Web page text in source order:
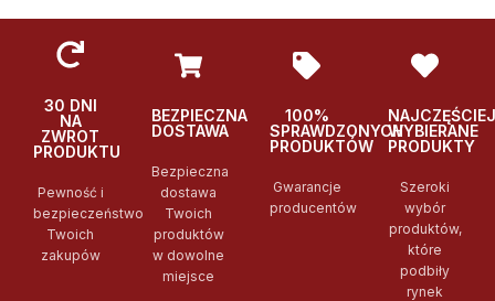
30 DNI
NA
ZWROT
PRODUKTU
Pewność i
bezpieczeństwo
Twoich
zakupów
BEZPIECZNA
DOSTAWA
Bezpieczna
dostawa
Twoich
produktów
w dowolne
miejsce
100%
SPRAWDZONYCH
PRODUKTÓW
Gwarancje
producentów
NAJCZĘŚCIEJ
WYBIERANE
PRODUKTY
Szeroki
wybór
produktów,
które
podbiły
rynek